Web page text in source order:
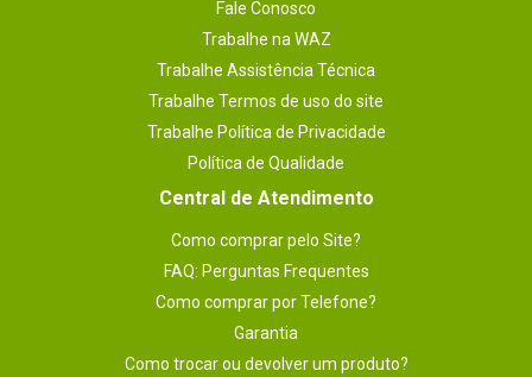
Fale Conosco
Trabalhe na WAZ
Trabalhe Assistência Técnica
Trabalhe Termos de uso do site
Trabalhe Política de Privacidade
Política de Qualidade
Central de Atendimento
Como comprar pelo Site?
FAQ: Perguntas Frequentes
Como comprar por Telefone?
Garantia
Como trocar ou devolver um produto?